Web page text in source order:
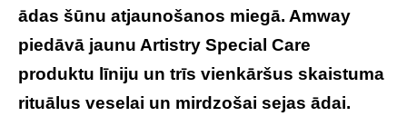
ādas šūnu atjaunošanos miegā. Amway
piedāvā jaunu Artistry Special Care
produktu līniju un trīs vienkāršus skaistuma
rituālus veselai un mirdzošai sejas ādai.